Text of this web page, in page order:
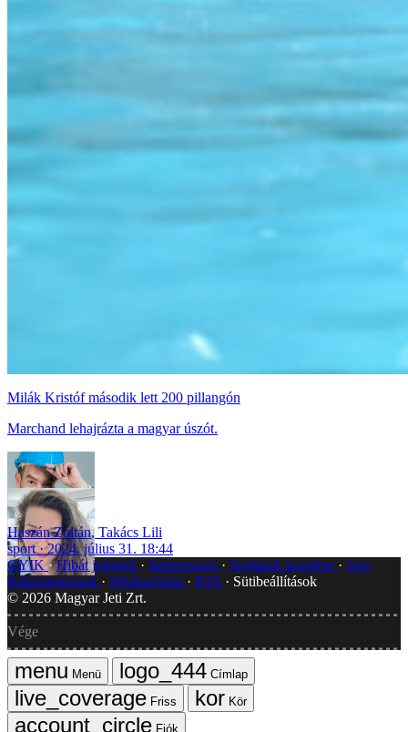
Milák Kristóf második lett 200 pillangón
Marchand lehajrázta a magyar úszót.
Haszán Zoltán, Takács Lili
sport
2024. július 31. 18:44
GYIK Hibát jelentek Impresszum Javítások kezelése
Jogi
dokumentumok
Médiaajánlat RSS
Sütibeállítások
© 2026 Magyar Jeti Zrt.
Vége
Menü
Címlap
Friss
Kör
Fiók